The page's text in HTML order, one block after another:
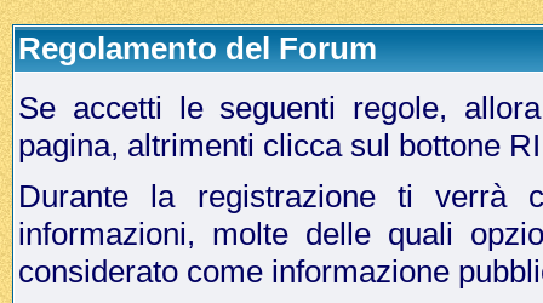
Regolamento del Forum
Se accetti le seguenti regole,
pagina, altrimenti clicca sul bottone
Durante la registrazione ti verrà
informazioni, molte delle quali
considerato come informazione